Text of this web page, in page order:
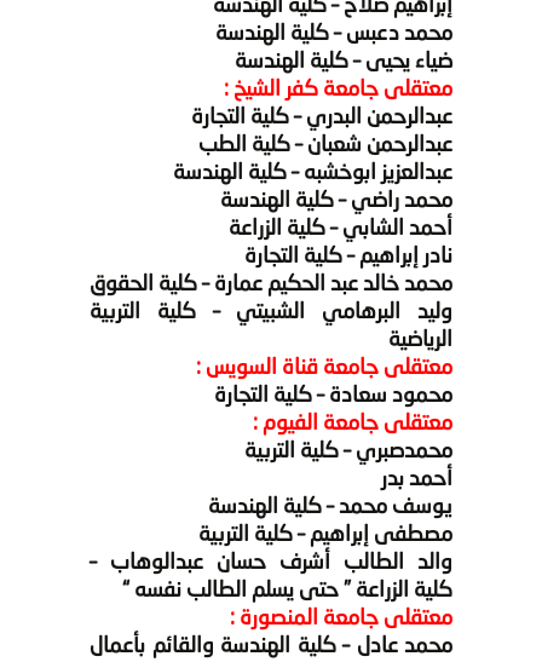
إبراهيم صلاح – كلية الهندسة
محمد دعبس – كلية الهندسة
ضياء يحيى – كلية الهندسة
معتقلى جامعة كفر الشيخ :
عبدالرحمن البدري – كلية التجارة
عبدالرحمن شعبان – كلية الطب
عبدالعزيز ابوخشبه – كلية الهندسة
محمد راضي – كلية الهندسة
أحمد الشابي – كلية الزراعة
نادر إبراهيم – كلية التجارة
محمد خالد عبد الحكيم عمارة – كلية الحقوق
وليد البرهامي الشبيتي – كلية التربية
الرياضية
معتقلى جامعة قناة السويس :
محمود سعادة – كلية التجارة
معتقلى جامعة الفيوم :
محمدصبري – كلية التربية
أحمد بدر
يوسف محمد – كلية الهندسة
مصطفى إبراهيم – كلية التربية
والد الطالب أشرف حسان عبدالوهاب –
كلية الزراعة ” حتى يسلم الطالب نفسه “
معتقلى جامعة المنصورة :
محمد عادل – كلية الهندسة والقائم بأعمال